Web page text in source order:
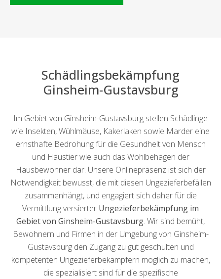
Schädlingsbekämpfung
Ginsheim-Gustavsburg
Im Gebiet von Ginsheim-Gustavsburg stellen Schädlinge
wie Insekten, Wühlmäuse, Kakerlaken sowie Marder eine
ernsthafte Bedrohung für die Gesundheit von Mensch
und Haustier wie auch das Wohlbehagen der
Hausbewohner dar. Unsere Onlinepräsenz ist sich der
Notwendigkeit bewusst, die mit diesen Ungezieferbefällen
zusammenhängt, und engagiert sich daher für die
Vermittlung versierter Ungezieferbekämpfung im
Gebiet von Ginsheim-Gustavsburg. Wir sind bemüht,
Bewohnern und Firmen in der Umgebung von Ginsheim-
Gustavsburg den Zugang zu gut geschulten und
kompetenten Ungezieferbekämpfern möglich zu machen,
die spezialisiert sind für die spezifische